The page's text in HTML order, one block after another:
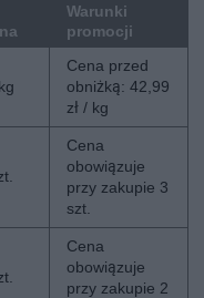
Warunki
promocji
Cena przed
obniżką: 42,99
zł / kg
Cena
obowiązuje
przy zakupie 3
szt.
Cena
obowiązuje
przy zakupie 2